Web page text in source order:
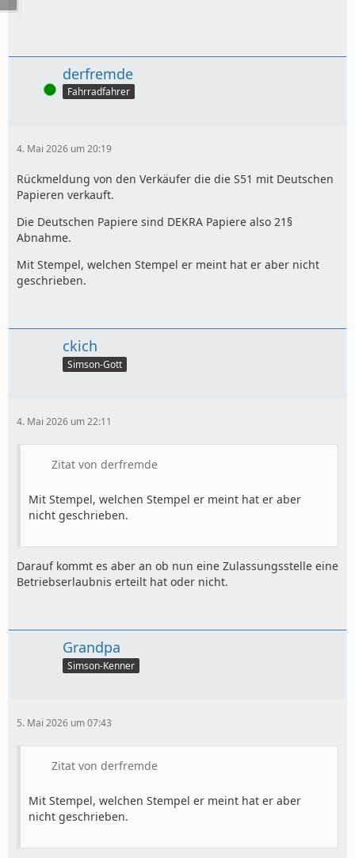
Online
derfremde
Fahrradfahrer
4. Mai 2026 um 20:19
Rückmeldung von den Verkäufer die die S51 mit Deutschen
Papieren verkauft.
Die Deutschen Papiere sind DEKRA Papiere also 21§
Abnahme.
Mit Stempel, welchen Stempel er meint hat er aber nicht
geschrieben.
ckich
Simson-Gott
4. Mai 2026 um 22:11
Zitat von derfremde
Mit Stempel, welchen Stempel er meint hat er aber
nicht geschrieben.
Darauf kommt es aber an ob nun eine Zulassungsstelle eine
Betriebserlaubnis erteilt hat oder nicht.
Grandpa
Simson-Kenner
5. Mai 2026 um 07:43
Zitat von derfremde
Mit Stempel, welchen Stempel er meint hat er aber
nicht geschrieben.